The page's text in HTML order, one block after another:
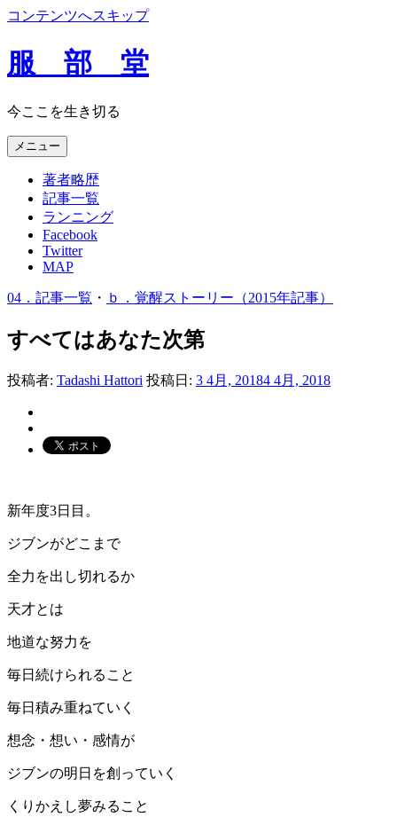
コンテンツへスキップ
服 部 堂
今ここを生き切る
メニュー
著者略歴
記事一覧
ランニング
Facebook
Twitter
MAP
04．記事一覧 ・ ｂ．覚醒ストーリー（2015年記事）
すべてはあなた次第
投稿者: Tadashi Hattori 投稿日: 3 4月, 20184 4月, 2018
新年度3日目。
ジブンがどこまで
全力を出し切れるか
天才とは
地道な努力を
毎日続けられること
毎日積み重ねていく
想念・想い・感情が
ジブンの明日を創っていく
くりかえし夢みること